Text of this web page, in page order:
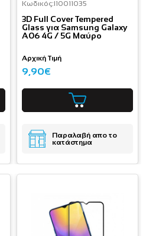
Κωδικός:I10011035
3D Full Cover Tempered
Glass για Samsung Galaxy
A06 4G / 5G Μαύρο
Αρχική Τιμή
9,90€
Παραλαβή απο το
κατάστημα